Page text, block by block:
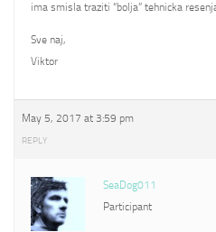
ima smisla traziti “bolja” tehnicka
Sve naj,
Viktor
May 5, 2017 at 3:59 pm
REPLY
SeaDog011
Participant